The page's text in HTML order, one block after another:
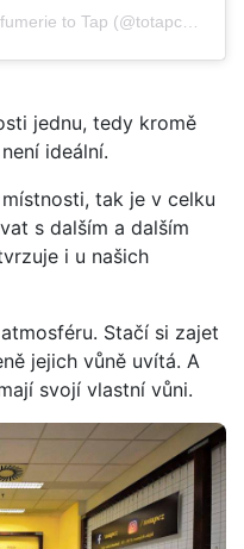
to Tap (@totapcz),
jednu, tedy kromě
ideální.
tak je v celku
s dalším a dalším
i u našich
Stačí si zajet
jejich vůně uvítá. A
svojí vlastní vůni.